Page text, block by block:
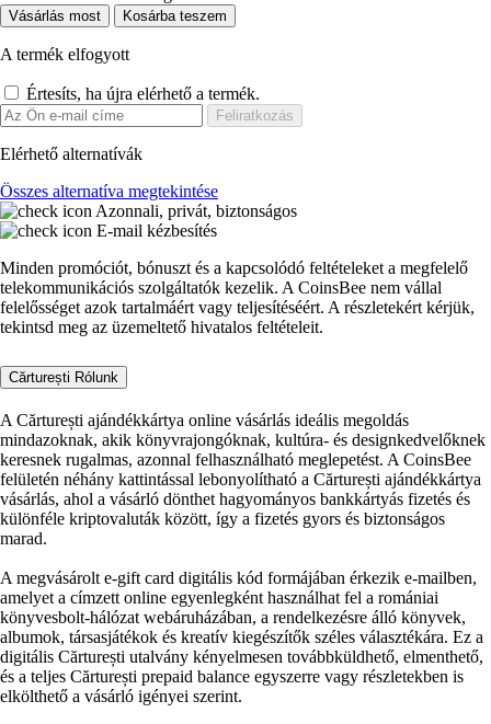
Vásárlás most Kosárba teszem
A termék elfogyott
Értesíts, ha újra elérhető a termék.
Feliratkozás
Elérhető alternatívák
Összes alternatíva megtekintése
Azonnali, privát, biztonságos
E-mail kézbesítés
Minden promóciót, bónuszt és a kapcsolódó feltételeket a megfelelő
telekommunikációs szolgáltatók kezelik. A CoinsBee nem vállal
felelősséget azok tartalmáért vagy teljesítéséért. A részletekért kérjük,
tekintsd meg az üzemeltető hivatalos feltételeit.
Cărturești Rólunk
A Cărturești ajándékkártya online vásárlás ideális megoldás
mindazoknak, akik könyvrajongóknak, kultúra- és designkedvelőknek
keresnek rugalmas, azonnal felhasználható meglepetést. A CoinsBee
felületén néhány kattintással lebonyolítható a Cărturești ajándékkártya
vásárlás, ahol a vásárló dönthet hagyományos bankkártyás fizetés és
különféle kriptovaluták között, így a fizetés gyors és biztonságos
marad.
A megvásárolt e-gift card digitális kód formájában érkezik e-mailben,
amelyet a címzett online egyenlegként használhat fel a romániai
könyvesbolt-hálózat webáruházában, a rendelkezésre álló könyvek,
albumok, társasjátékok és kreatív kiegészítők széles választékára. Ez a
digitális Cărturești utalvány kényelmesen továbbküldhető, elmenthető,
és a teljes Cărturești prepaid balance egyszerre vagy részletekben is
elkölthető a vásárló igényei szerint.